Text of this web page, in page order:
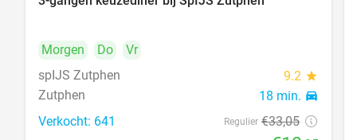
Morgen Do
Vr
spIJS Zutphen
9.2 star
Zutphen 18 min. directions_car
Verkocht: 641 Regulier €33,05